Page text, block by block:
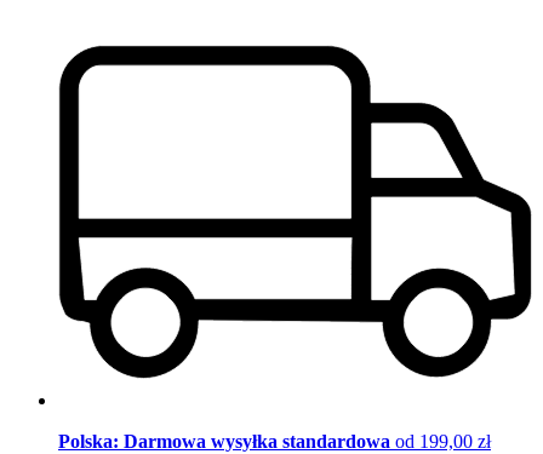
Polska: Darmowa wysyłka standardowa od 199,00 zł